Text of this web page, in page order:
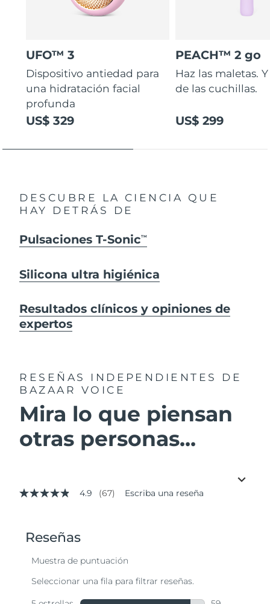
UFO™ 3
Dispositivo antiedad para
una hidratación facial
profunda
US$ 329
PEACH™ 2 go
Haz las maletas.
de las cuchillas.
US$ 299
DESCUBRE LA CIENCIA QUE
HAY DETRÁS DE
Pulsaciones T-SonicTM
Silicona ultra higiénica
Resultados clínicos y opiniones de
expertos
RESEÑAS INDEPENDIENTES
DE
BAZAAR VOICE
Mira lo que piensan
otras personas...
4.9
valor
medio
valoración.
4.9 (67) Escriba una reseña